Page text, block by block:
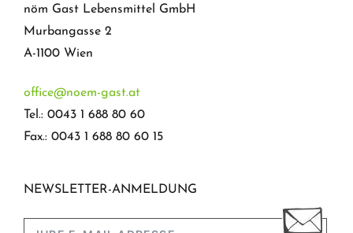
nöm Gast Lebensmittel GmbH
Murbangasse 2
A-1100 Wien
office@noem-gast.at
Tel.: 0043 1 688 80 60
Fax.: 0043 1 688 80 60 15
NEWSLETTER-ANMELDUNG